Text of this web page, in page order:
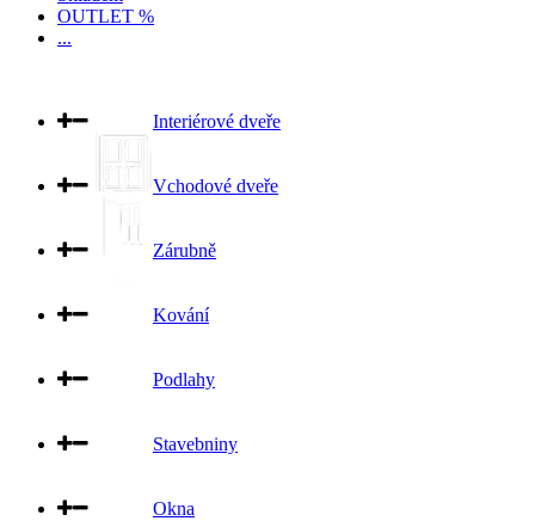
OUTLET %
...
Interiérové dveře
Vchodové dveře
Zárubně
Kování
Podlahy
Stavebniny
Okna